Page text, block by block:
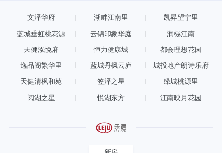
文泽华府 湖畔江南里 凯昇望宁里
蓝城垂虹桃花源 云锦印象华庭 润樾江南
天健泓悦府 恒力健康城 都会理想花园
逸品阁繁华里 蓝城丹枫云庐 城投地产朗诗乐府
天健清枫和苑 笠泽之星 绿城桃源里
阅湖之星 悦湖东方 江南映月花园